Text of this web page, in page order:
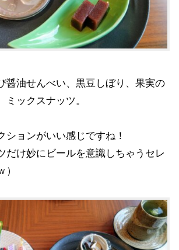
醤油せんべい、黒豆しぼり、果実の
ミックスナッツ。
ションがいい感じですね！
だけ妙にビールを意識しちゃうセレ